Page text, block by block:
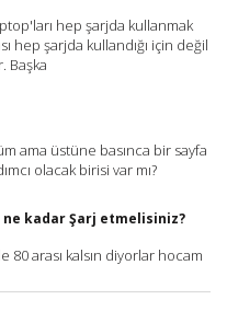
hep şarjda kullanmak
hep şarjda kullandığı için değil
Başka
ama üstüne basınca bir sayfa
olacak birisi var mı?
ne kadar Şarj etmelisiniz?
80 arası kalsın diyorlar hocam